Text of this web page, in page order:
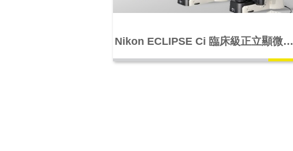
Nikon ECLIPSE Ci 臨床級正立顯微鏡
系列